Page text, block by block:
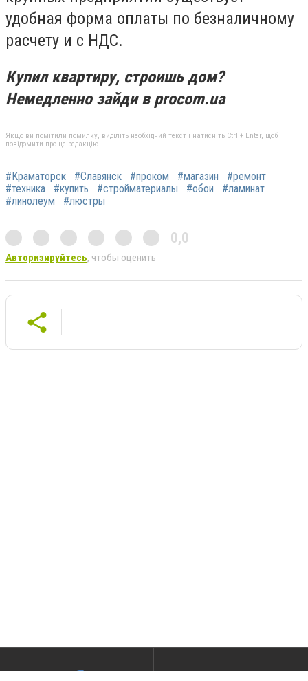
удобная форма оплаты по безналичному
расчету и с НДС.
Купил квартиру, строишь дом?
Немедленно зайди в procom.ua
Якщо ви помітили помилку, виділіть необхідний текст і натисніть Ctrl + Enter, щоб
повідомити про це редакцію
#Краматорск #Славянск #проком #магазин
#ремонт
#техника
#купить #стройматериалы #обои
#ламинат
#линолеум
#люстры
0,0
Авторизируйтесь, чтобы оценить